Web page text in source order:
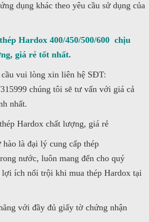
dụng khác theo yêu cầu sử dụng của
Hardox 400/450/500/600 chịu
giá rẻ tốt nhất.
vui lòng xin liên hệ SĐT:
chúng tôi sẽ tư vấn với giá cả
nhất.
Hardox chất lượng, giá rẻ
là đại lý cung cấp thép
nước, luôn mang đến cho quý
lợi ích nổi trội khi mua thép Hardox tại
với đầy đủ giấy tờ chứng nhận